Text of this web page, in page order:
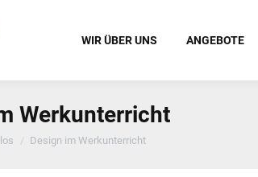
WIR ÜBER UNS ANGEBOTE
Werkunterricht
Design im Werkunterricht